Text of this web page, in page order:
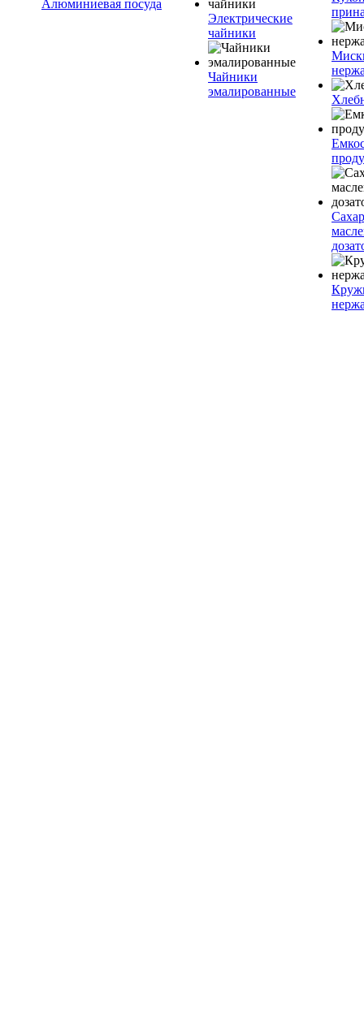
Алюминиевая посуда
Электрические
чайники
Чайники
эмалированные